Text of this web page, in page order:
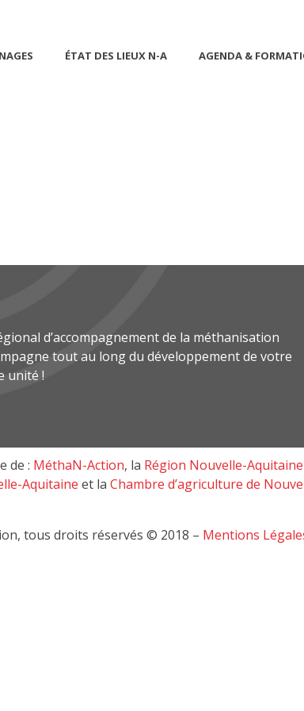
ÉTAT DES LIEUX N-A AGENDA &
d’accompagnement de la méthanisation
tout au long du développement de votre
unité !
de : MéthaN-Action, la Région Nouvelle-Aquitaine
Aquitaine et la Chambre d’agriculture de
tous droits réservés © 2018 – Mentions